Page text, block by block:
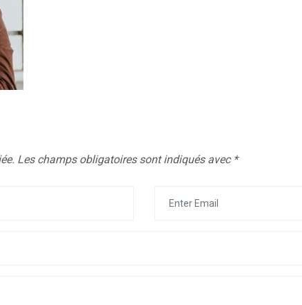
Les champs obligatoires sont indiqués avec *